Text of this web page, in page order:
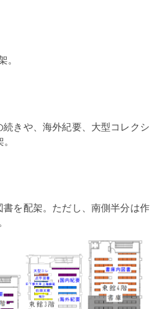
。
きや、海外紀要、大型コレクシ
を配架。ただし、南側半分は作